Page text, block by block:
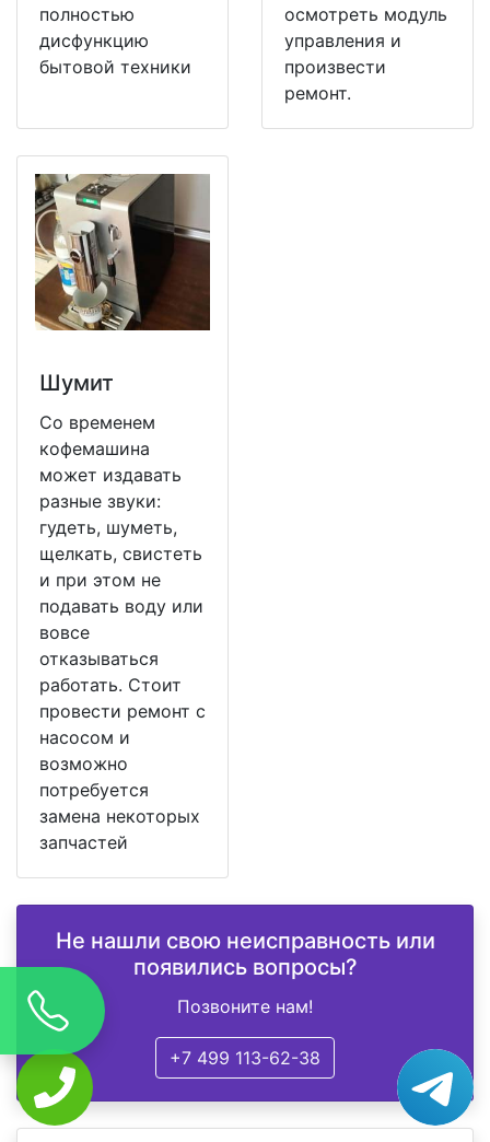
полностью
дисфункцию
бытовой техники
осмотреть модуль
управления и
произвести
ремонт.
Шумит
Со временем
кофемашина
может издавать
разные звуки:
гудеть, шуметь,
щелкать, свистеть
и при этом не
подавать воду или
вовсе
отказываться
работать. Стоит
провести ремонт с
насосом и
возможно
потребуется
замена некоторых
запчастей
Не нашли свою неисправность или
появились вопросы?
Позвоните нам!
+7 499 113-62-38